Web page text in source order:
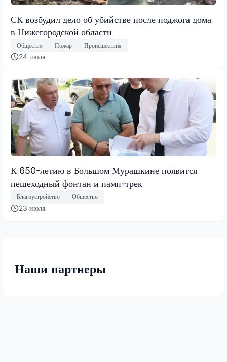
СК возбудил дело об убийстве после поджога дома
в Нижегородской области
Общество Пожар Происшествия
24 июля
К 650-летию в Большом Мурашкине появится
пешеходный фонтан и памп-трек
Благоустройство Общество
23 июля
Наши партнеры